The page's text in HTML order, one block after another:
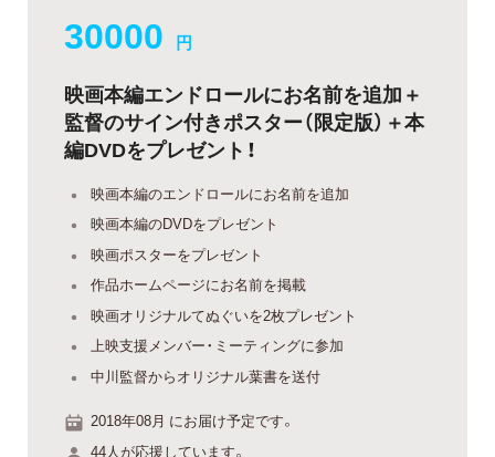
30000 円
映画本編エンドロールにお名前を追加＋
監督のサイン付きポスター（限定版）＋本
編DVDをプレゼント！
映画本編のエンドロールにお名前を追加
映画本編のDVDをプレゼント
映画ポスターをプレゼント
作品ホームページにお名前を掲載
映画オリジナルてぬぐいを2枚プレゼント
上映支援メンバー・ミーティングに参加
中川監督からオリジナル葉書を送付
2018年08月 にお届け予定です。
44人が応援しています。